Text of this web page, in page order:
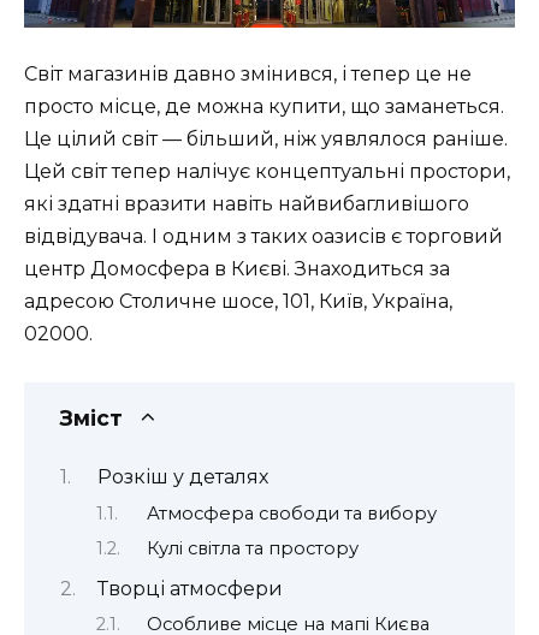
Світ магазинів давно змінився, і тепер це не
просто місце, де можна купити, що заманеться.
Це цілий світ — більший, ніж уявлялося раніше.
Цей світ тепер налічує концептуальні простори,
які здатні вразити навіть найвибагливішого
відвідувача. І одним з таких оазисів є торговий
центр Домосфера в Києві. Знаходиться за
адресою Столичне шосе, 101, Київ, Україна,
02000.
Зміст
Розкіш у деталях
Атмосфера свободи та вибору
Кулі світла та простору
Творці атмосфери
Особливе місце на мапі Києва